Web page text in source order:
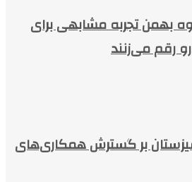
بهمن تجربه مشابهی برای
رقم می‌زنند
بر گسترش همکاری‌های